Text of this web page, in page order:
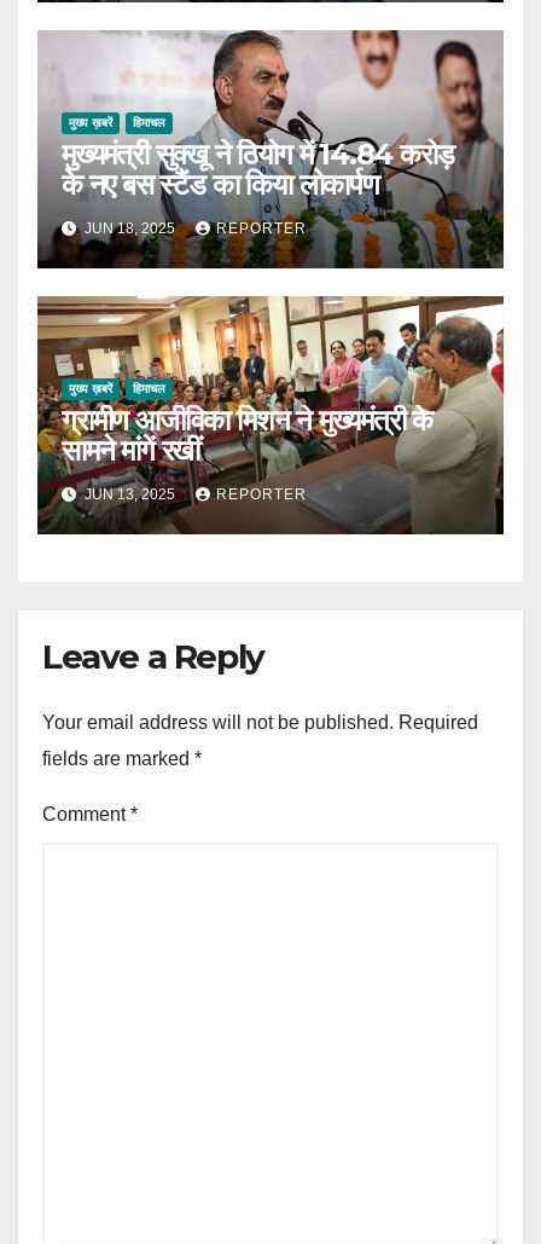
मुख्य ख़बरें हिमाचल
मुख्यमंत्री सुक्खू ने ठियोग में 14.84 करोड़
के नए बस स्टैंड का किया लोकार्पण
JUN 18, 2025 REPORTER
मुख्य ख़बरें हिमाचल
ग्रामीण आजीविका मिशन ने मुख्यमंत्री के
सामने मांगें रखीं
JUN 13, 2025 REPORTER
Leave a Reply
Your email address will not be published. Required
fields are marked *
Comment*